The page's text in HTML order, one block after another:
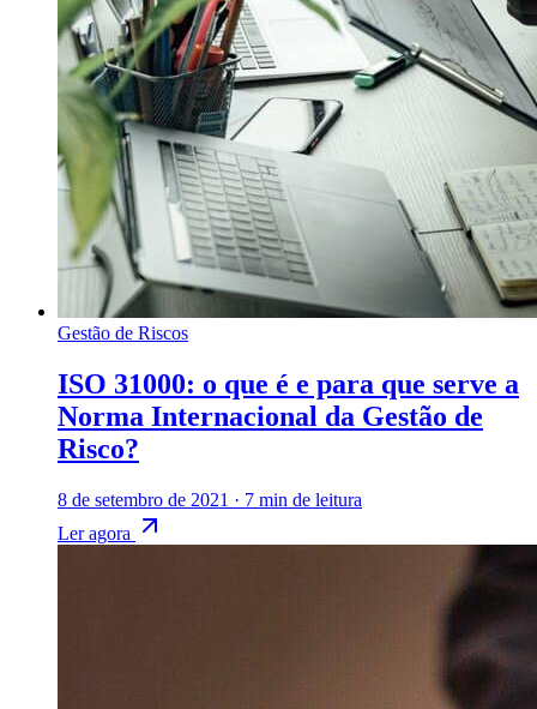
Gestão de Riscos
ISO 31000: o que é e para que serve a
Norma Internacional da Gestão de
Risco?
8 de setembro de 2021 · 7 min de leitura
Ler agora